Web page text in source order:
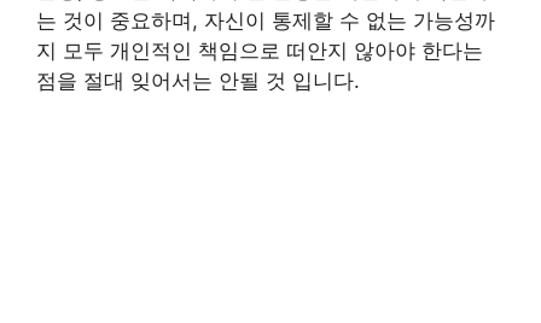
는 것이 중요하며, 자신이 통제할 수 없는 가능성까
지 모두 개인적인 책임으로 떠안지 않아야 한다는
점을 절대 잊어서는 안될 것 입니다.